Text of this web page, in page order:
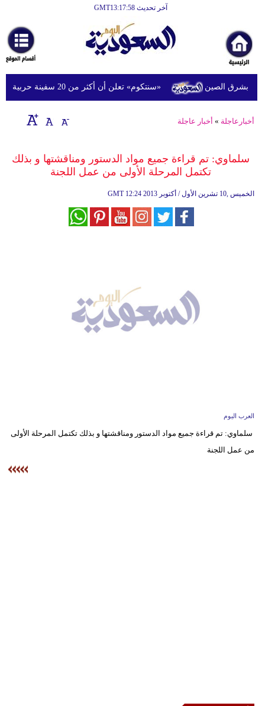
آخر تحديث GMT13:17:58
أخبارعاجلة
رياضة
ثقافة
إقتصاد
وموسيقى
علوم
بيئة
«سنتكوم» تعلن أن أكثر من 20 سفينة حربية أميركية تدعم حصار إيران في الشرق الأوسط
أخبارعاجلة » أخبار عاجلة
سلماوي: تم قراءة جميع مواد الدستور ومناقشتها و بذلك
تكتمل المرحلة الأولى من عمل اللجنة
GMT 12:24 2013 الخميس ,10 تشرين الأول / أكتوبر
العرب اليوم
سلماوي: تم قراءة جميع مواد الدستور ومناقشتها و بذلك تكتمل المرحلة الأولى
من عمل اللجنة